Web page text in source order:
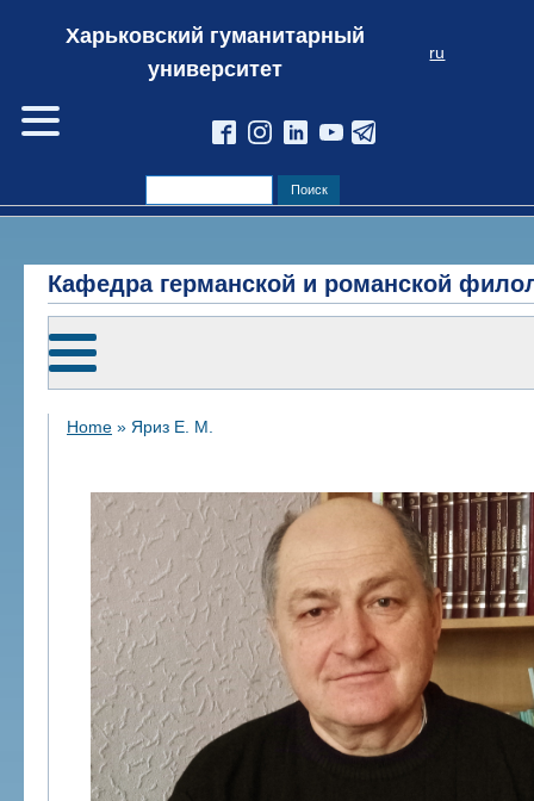
Харьковский гуманитарный
университет
ru
Кафедра германской и романской
Home » Яриз Е. М.